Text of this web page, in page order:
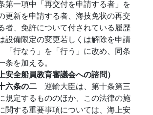
第一項中「再交付を申請する者」を
更新を申請する者、海技免状の再交
者、免許について付されている履歴
設備限定の変更若しくは解除を申請
「行なう」を「行う」に改め、同条
を加える。
安全船員教育審議会への諮問）
六条の二 運輸大臣は、第十条第三
規定するもののほか、この法律の施
関する重要事項については、海上安